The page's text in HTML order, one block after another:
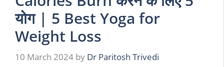
योग | 5 Best Yoga for
Weight Loss
10 March 2024 by Dr Paritosh Trivedi